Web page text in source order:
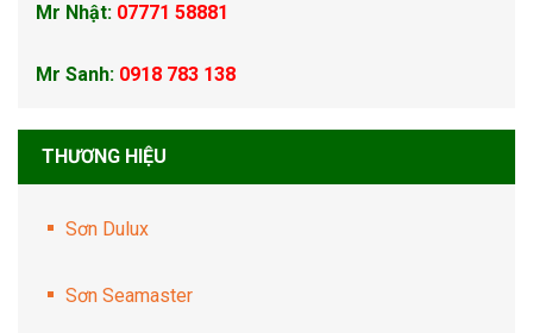
Mr Nhật: 07771 58881
Mr Sanh: 0918 783 138
THƯƠNG HIỆU
Sơn Dulux
Sơn Seamaster